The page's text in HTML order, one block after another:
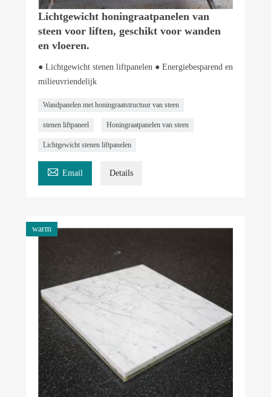
Lichtgewicht honingraatpanelen van
steen voor liften, geschikt voor wanden
en vloeren.
● Lichtgewicht stenen liftpanelen ● Energiebesparend en
milieuvriendelijk
Wandpanelen met honingraatstructuur van steen
stenen liftpaneel Honingraatpanelen van steen
Lichtgewicht stenen liftpanelen
 Email Details
warm